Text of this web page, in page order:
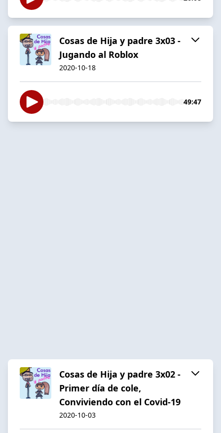
Cosas de Hija y padre 3x03 -
Jugando al Roblox
2020-10-18
49:47
Cosas de Hija y padre 3x02 -
Primer día de cole,
Conviviendo con el Covid-19
2020-10-03